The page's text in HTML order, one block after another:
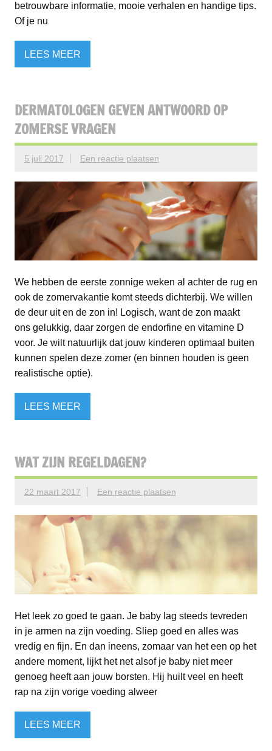
betrouwbare informatie, mooie verhalen en handige tips.
Of je nu
LEES MEER
DERMATOLOGEN GEVEN ANTWOORD OP
ZOMERSE VRAGEN
5 juli 2017 Een reactie plaatsen
We hebben de eerste zonnige weken al achter de rug en
ook de zomervakantie komt steeds dichterbij. We willen
de deur uit en de zon in! Logisch, want de zon maakt
ons gelukkig, daar zorgen de endorfine en vitamine D
voor. Je wilt natuurlijk dat jouw kinderen optimaal buiten
kunnen spelen deze zomer (en binnen houden is geen
realistische optie).
LEES MEER
WAT ZIJN REGELDAGEN?
22 maart 2017 Een reactie plaatsen
Het leek zo goed te gaan. Je baby lag steeds tevreden
in je armen na zijn voeding. Sliep goed en alles was
vredig en fijn. En dan ineens, zomaar van het een op het
andere moment, lijkt het net alsof je baby niet meer
genoeg heeft aan jouw borsten. Hij huilt veel en heeft
rap na zijn vorige voeding alweer
LEES MEER